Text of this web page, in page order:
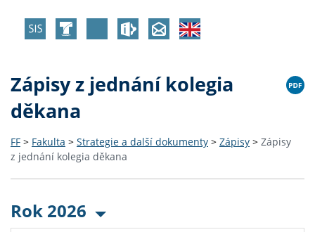
Zápisy z jednání kolegia
děkana
FF > Fakulta > Strategie a další dokumenty > Zápisy > Zápisy
z jednání kolegia děkana
Rok 2026